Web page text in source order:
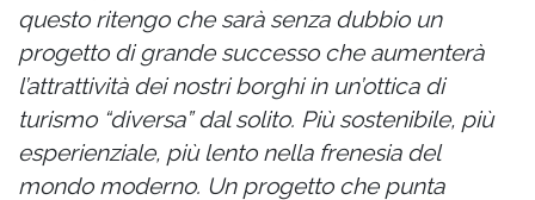
questo ritengo che sarà senza dubbio un
progetto di grande successo che aumenterà
l’attrattività dei nostri borghi in un’ottica di
turismo “diversa” dal solito. Più sostenibile, più
esperienziale, più lento nella frenesia del
mondo moderno. Un progetto che punta